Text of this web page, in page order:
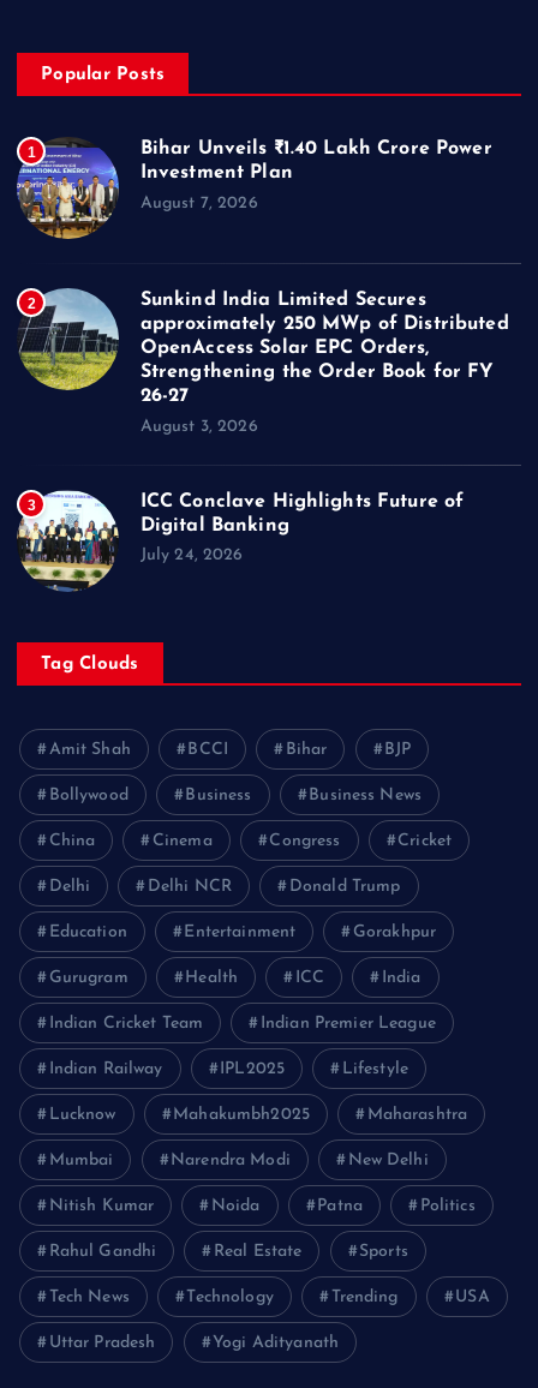
Popular Posts
1
Bihar Unveils ₹1.40 Lakh Crore Power
Investment Plan
August 7, 2026
2
Sunkind India Limited Secures
approximately 250 MWp of Distributed
OpenAccess Solar EPC Orders,
Strengthening the Order Book for FY
26-27
August 3, 2026
3
ICC Conclave Highlights Future of
Digital Banking
July 24, 2026
Tag Clouds
Amit Shah BCCI Bihar BJP
Bollywood Business Business News
China Cinema Congress Cricket
Delhi Delhi NCR Donald Trump
Education Entertainment Gorakhpur
Gurugram Health ICC India
Indian Cricket Team Indian Premier League
Indian Railway IPL2025 Lifestyle
Lucknow Mahakumbh2025 Maharashtra
Mumbai Narendra Modi New Delhi
Nitish Kumar Noida Patna Politics
Rahul Gandhi Real Estate Sports
Tech News Technology Trending USA
Uttar Pradesh Yogi Adityanath